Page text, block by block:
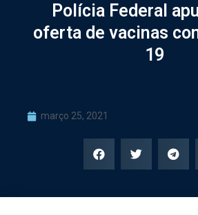
Polícia Federal
oferta de vacinas
19
março 25, 2021